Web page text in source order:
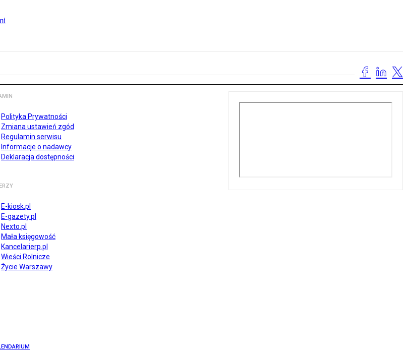
Polityka Prywatności
Zmiana ustawień zgód
Regulamin serwisu
Informacje o nadawcy
Deklaracja dostępności
E-kiosk.pl
E-gazety.pl
Nexto.pl
Mała księgowość
Kancelarierp.pl
Wieści Rolnicze
Życie Warszawy